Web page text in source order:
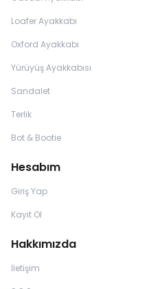
Loafer Ayakkabı
Oxford Ayakkabı
Yürüyüş Ayakkabısı
Sandalet
Terlik
Bot & Bootie
Hesabım
Giriş Yap
Kayıt Ol
Hakkımızda
İletişim